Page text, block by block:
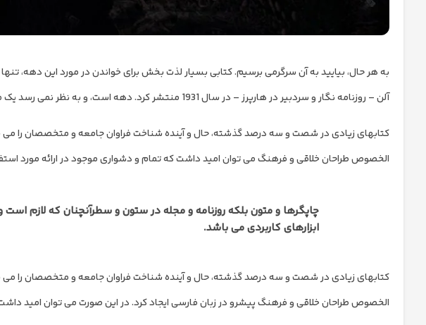
آلن – روزنامه نگار و سردبیر در هارپرز – در سال 1931 منتشر کرد. دهه است، و به نظر نمی رسد یک مد را از دست بدهد.
کتابهای زیادی در شصت و سه درصد گذشته، حال و آینده شناخت فراوان جامعه و متخصصان را می
الخصوص طراحان خلاقی و فرهنگ می توان امید داشت که تمام و دشواری موجود در ارائه مورد
چاپگرها و متون بلکه روزنامه و مجله در ستون و سطرآنچنان که لازم است
ابزارهای کاربردی می باشد.
کتابهای زیادی در شصت و سه درصد گذشته، حال و آینده شناخت فراوان جامعه و متخصصان را می
الخصوص طراحان خلاقی و فرهنگ پیشرو در زبان فارسی ایجاد کرد. در این صورت می توان امید داشت